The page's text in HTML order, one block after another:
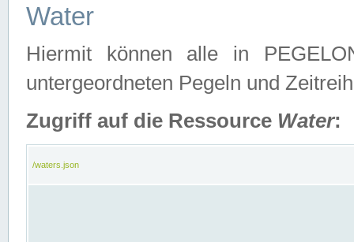
Water
Hiermit können alle in
untergeordneten Pegeln und
Zugriff auf die Ressource Water:
/waters.json